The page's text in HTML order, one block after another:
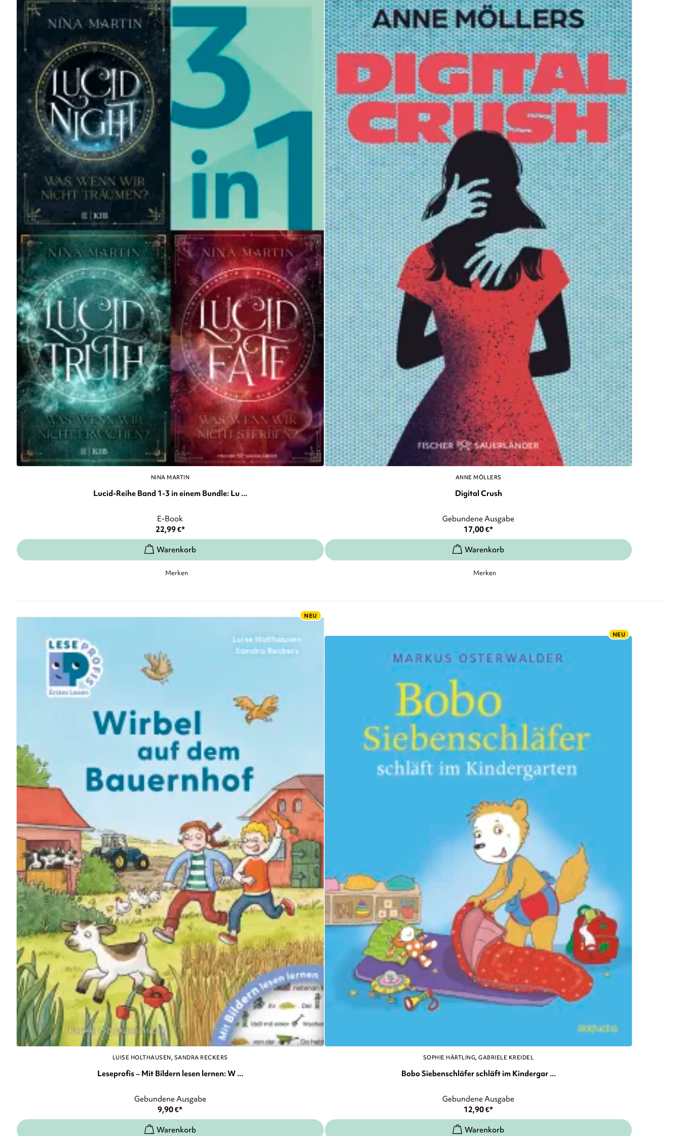
NINA MARTIN
Lucid-Reihe Band 1-3 in einem Bundle: Lu ...
E-Book
22,99€*
Merken
ANNE MÖLLERS
Digital Crush
Gebundene Ausgabe
17,00€*
Merken
NEU
LUISE HOLTHAUSEN SANDRA RECKERS
Leseprofis – Mit Bildern lesen lernen: W ...
Gebundene Ausgabe
9,90€*
NEU
SOPHIE HÄRTLING GABRIELE KREIDEL
Bobo Siebenschläfer schläft im Kindergar ...
Gebundene Ausgabe
12,90€*